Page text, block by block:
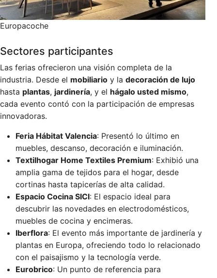
Europacoche
Sectores participantes
Las ferias ofrecieron una visión completa de la
industria. Desde el mobiliario y la decoración de lujo
hasta plantas, jardinería, y el hágalo usted mismo,
cada evento contó con la participación de empresas
innovadoras.
Feria Hábitat Valencia: Presentó lo último en
muebles, descanso, decoración e iluminación.
Textilhogar Home Textiles Premium: Exhibió una
amplia gama de tejidos para el hogar, desde
cortinas hasta tapicerías de alta calidad.
Espacio Cocina SICI: El espacio ideal para
descubrir las novedades en electrodomésticos,
muebles de cocina y encimeras.
Iberflora: El evento más importante de jardinería y
plantas en Europa, ofreciendo todo lo relacionado
con el paisajismo y la tecnología verde.
Eurobrico: Un punto de referencia para